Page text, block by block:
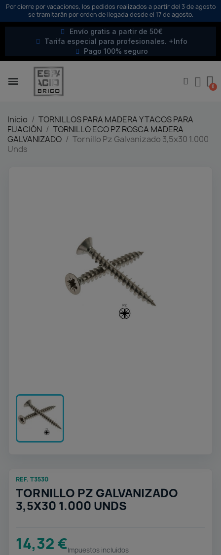
Por cierre por vacaciones, los pedidos realizados a partir del 3 de agosto
se tramitarán por orden de llegada desde el 17 de agosto.
Envío gratis a partir de 50€
Tarifa especial para profesionales. +Info
Pago 100% seguro
Inicio
TORNILLOS PARA MADERA Y TACOS PARA
FIJACIÓN
TORNILLO ECO PZ ROSCA MADERA
GALVANIZADO
Tornillo Pz Galvanizado 3,5x30 1.000
Unds
REF. T3530
TORNILLO PZ GALVANIZADO
3,5X30 1.000 UNDS
14,32 €Impuestos incluidos